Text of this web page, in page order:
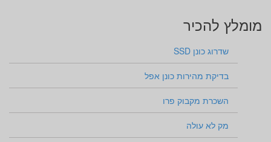
מומלץ להכיר
שדרוג כונן SSD
בדיקת מהירות כונן אפל
השכרת מקבוק פרו
מק לא עולה